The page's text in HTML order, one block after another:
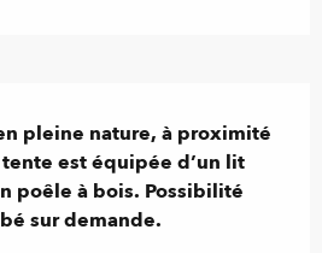
pleine nature, à proximité
est équipée d’un lit
poêle à bois. Possibilité
sur demande.